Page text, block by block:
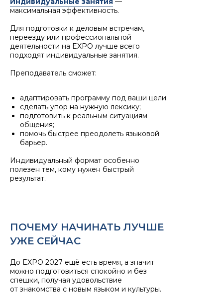
максимальная эффективность.
Для подготовки к деловым встречам,
переезду или профессиональной
деятельности на EXPO лучше всего
подходят индивидуальные занятия.
Преподаватель сможет:
адаптировать программу под ваши цели;
сделать упор на нужную лексику;
подготовить к реальным ситуациям
общения;
помочь быстрее преодолеть языковой
барьер.
Индивидуальный формат особенно
полезен тем, кому нужен быстрый
результат.
ПОЧЕМУ НАЧИНАТЬ ЛУЧШЕ
УЖЕ СЕЙЧАС
До EXPO 2027 ещё есть время, а значит
можно подготовиться спокойно и без
спешки, получая удовольствие
от знакомства с новым языком и культуры.